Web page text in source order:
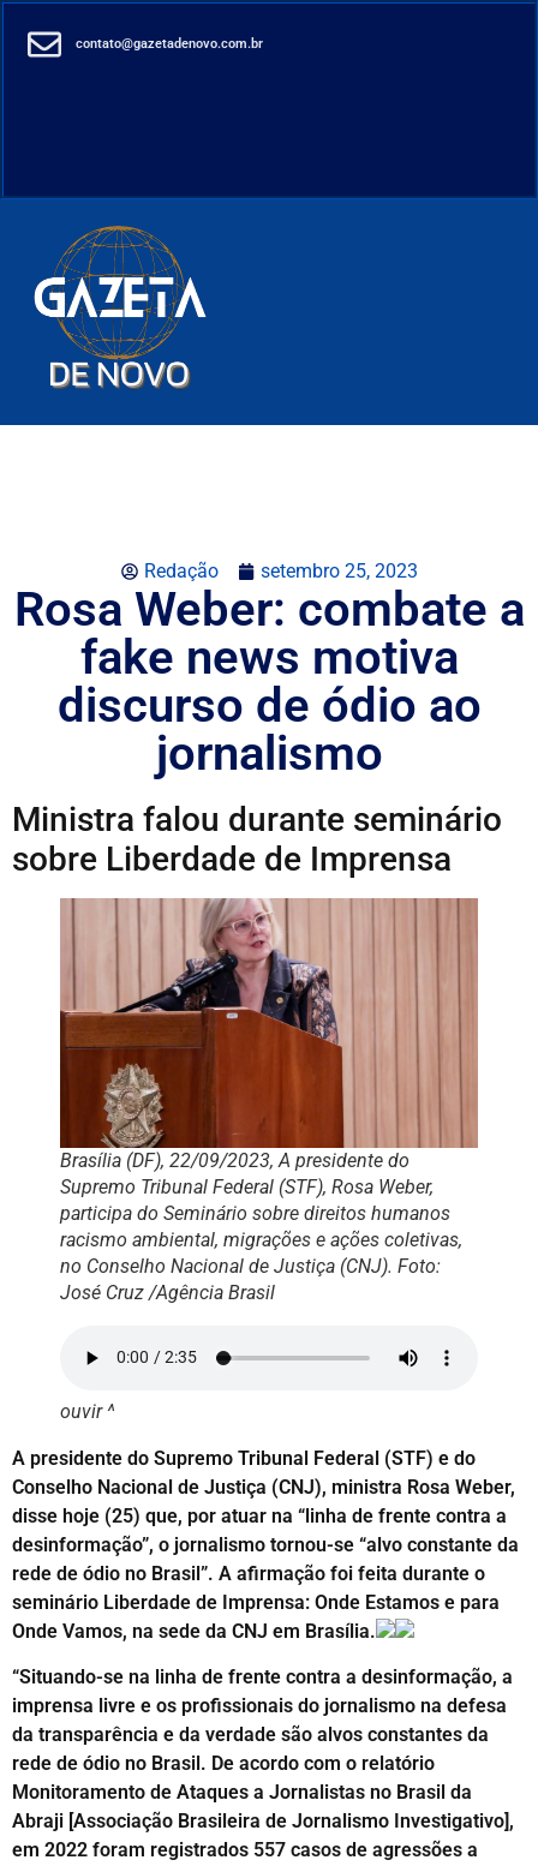
contato@gazetadenovo.com.br
Redação setembro 25, 2023
Rosa Weber: combate a
fake news motiva
discurso de ódio ao
jornalismo
Ministra falou durante seminário
sobre Liberdade de Imprensa
Brasília (DF), 22/09/2023, A presidente do
Supremo Tribunal Federal (STF), Rosa Weber,
participa do Seminário sobre direitos humanos
racismo ambiental, migrações e ações coletivas,
no Conselho Nacional de Justiça (CNJ). Foto:
José Cruz /Agência Brasil
ouvir ^
A presidente do Supremo Tribunal Federal (STF) e do
Conselho Nacional de Justiça (CNJ), ministra Rosa Weber,
disse hoje (25) que, por atuar na “linha de frente contra a
desinformação”, o jornalismo tornou-se “alvo constante da
rede de ódio no Brasil”. A afirmação foi feita durante o
seminário Liberdade de Imprensa: Onde Estamos e para
Onde Vamos, na sede da CNJ em Brasília.
“Situando-se na linha de frente contra a desinformação, a
imprensa livre e os profissionais do jornalismo na defesa
da transparência e da verdade são alvos constantes da
rede de ódio no Brasil. De acordo com o relatório
Monitoramento de Ataques a Jornalistas no Brasil da
Abraji [Associação Brasileira de Jornalismo Investigativo],
em 2022 foram registrados 557 casos de agressões a